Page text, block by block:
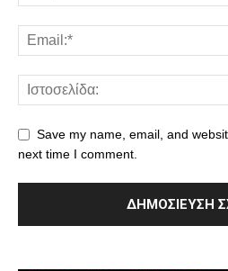
Save my name, email, and
next time I comment.